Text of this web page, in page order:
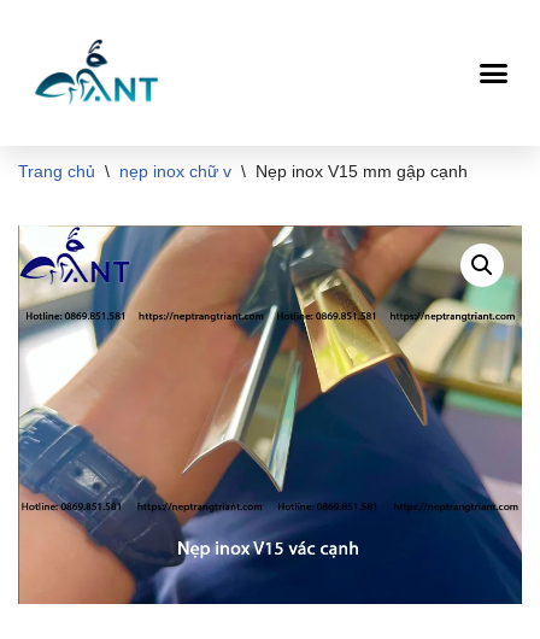
tới
Trang chủ \ nẹp inox chữ v \ Nẹp inox V15 mm gập cạnh